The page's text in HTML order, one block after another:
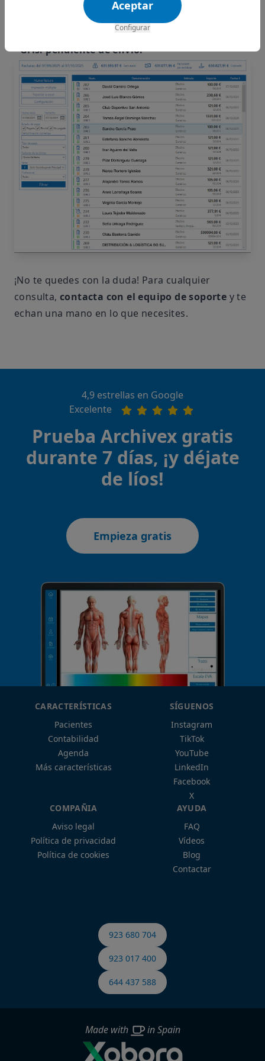
- Verde: aceptada
- Naranja: aceptada con errores
- Gris: pendiente de envío.
¡No te quedes con la duda! Para cualquier
consulta,contacta con el equipo de soporte y te
echan una mano en lo que necesites.
4,9 estrellas en Google
Excelente
Prueba Archivex gratis
durante 7 días, ¡y déjate
de líos!
Empieza gratis
CARACTERÍSTICAS
Pacientes
Contabilidad
Agenda
Más características
SÍGUENOS
Instagram
TikTok
YouTube
LinkedIn
Facebook
X
COMPAÑIA
Aviso legal
Política de privacidad
Política de cookies
AYUDA
FAQ
Vídeos
Blog
Contactar
923 680 704
923 017 400
644 437 588
Made with in Spain
Aceptar
Configurar